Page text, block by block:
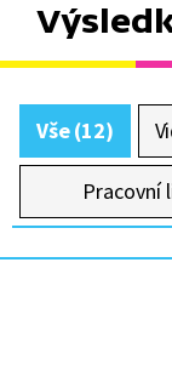
Vše (12)
Pracovní